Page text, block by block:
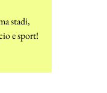
stadi,
e sport!